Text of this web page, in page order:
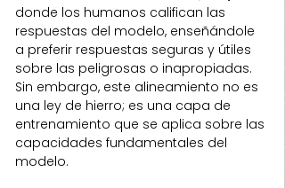
donde los humanos califican las
respuestas del modelo, enseñándole
a preferir respuestas seguras y útiles
sobre las peligrosas o inapropiadas.
Sin embargo, este alineamiento no es
una ley de hierro; es una capa de
entrenamiento que se aplica sobre las
capacidades fundamentales del
modelo.